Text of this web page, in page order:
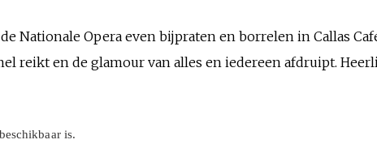
Nationale Opera even bijpraten en borrelen in Callas
reikt en de glamour van alles en iedereen afdruipt.
is.